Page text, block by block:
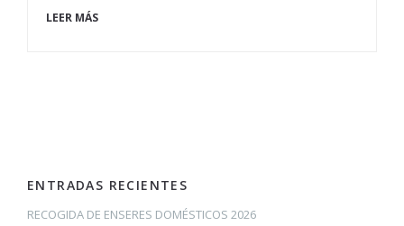
LEER MÁS
ENTRADAS RECIENTES
RECOGIDA DE ENSERES DOMÉSTICOS 2026